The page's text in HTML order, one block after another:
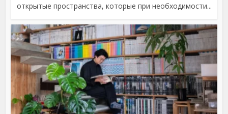
открытые пространства, которые при необходимости...